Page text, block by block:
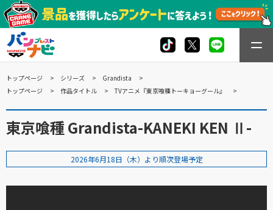
トップページ シリーズ
Grandista
トップページ
作品タイトル TVアニメ『東京喰種トーキョーグール』
東京喰種 Grandista-KANEKI KEN Ⅱ-
2026年6月18日（木）より順次登場予定